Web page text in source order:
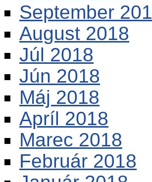
September
August 2018
Júl 2018
Jún 2018
Máj 2018
Apríl 2018
Marec 2018
Február 2018